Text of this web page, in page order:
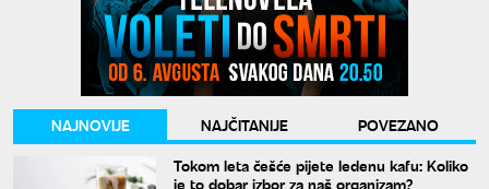
NAJNOVIJE NAJČITANIJE
POVEZANO
Tokom leta češće pijete ledenu kafu: Koliko
je to dobar izbor za naš organizam?